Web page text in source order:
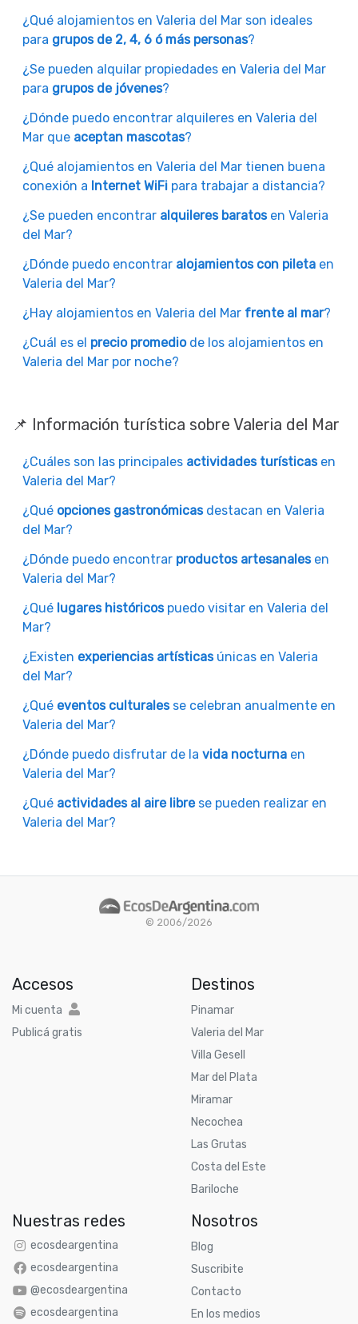
¿Qué alojamientos en Valeria del Mar son ideales
para grupos de 2, 4, 6 ó más personas?
¿Se pueden alquilar propiedades en Valeria del Mar
para grupos de jóvenes?
¿Dónde puedo encontrar alquileres en Valeria del
Mar que aceptan mascotas?
¿Qué alojamientos en Valeria del Mar tienen buena
conexión a Internet WiFi para trabajar a distancia?
¿Se pueden encontrar alquileres baratosen Valeria
del Mar?
¿Dónde puedo encontrar alojamientos con pileta en
Valeria del Mar?
¿Hay alojamientos en Valeria del Mar frente al mar?
¿Cuál es el precio promediode los alojamientos en
Valeria del Mar por noche?
📌 Información turística sobre Valeria del Mar
¿Cuáles son las principales actividades turísticasen
Valeria del Mar?
¿Qué opciones gastronómicasdestacan en Valeria
del Mar?
¿Dónde puedo encontrar productos artesanalesen
Valeria del Mar?
¿Qué lugares históricospuedo visitar en Valeria del
Mar?
¿Existen experiencias artísticasúnicas en Valeria
del Mar?
¿Qué eventos culturalesse celebran anualmente en
Valeria del Mar?
¿Dónde puedo disfrutar de la vida nocturna en
Valeria del Mar?
¿Qué actividades al aire librese pueden realizar en
Valeria del Mar?
© 2006/2026
Accesos
Mi cuenta
Publicá gratis
Destinos
Pinamar
Valeria del Mar
Villa Gesell
Mar del Plata
Miramar
Necochea
Las Grutas
Costa del Este
Bariloche
Nuestras redes
ecosdeargentina
ecosdeargentina
@ecosdeargentina
ecosdeargentina
Nosotros
Blog
Suscribite
Contacto
En los medios